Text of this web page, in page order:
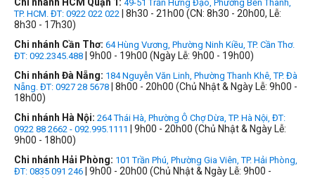
49-51 Trần Hưng Đạo, Phường Bến Thành,
TP. HCM. ĐT: 0922 022 022 | 8h30 - 21h00 (CN: 8h30 - 20h00, Lễ:
8h30 - 17h30)
Chi nhánh Cần Thơ: 64 Hùng Vương, Phường Ninh Kiều, TP. Cần Thơ.
ĐT: 092.2345.488 | 9h00 - 19h00 (Ngày Lễ: 9h00 - 19h00)
Chi nhánh Đà Nẵng: 184 Nguyễn Văn Linh, Phường Thanh Khê, TP. Đà
Nẵng. ĐT: 0927 28 5678 | 8h00 - 20h00 (Chủ Nhật & Ngày Lễ: 9h00 -
18h00)
Chi nhánh Hà Nội: 264 Thái Hà, Phường Ô Chợ Dừa, TP. Hà Nội, ĐT:
0922 88 2662 - 092.995.1111
| 9h00 - 20h00 (Chủ Nhật & Ngày Lễ:
9h00 - 18h00)
Chi nhánh Hải Phòng: 101 Trần Phú, Phường Gia Viên, TP. Hải Phòng,
ĐT: 0835 091 246 | 9h00 - 20h00 (Chủ Nhật & Ngày Lễ: 9h00 -